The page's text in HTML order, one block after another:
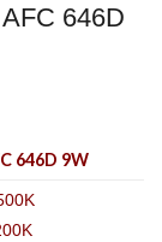
646D
646D 9W